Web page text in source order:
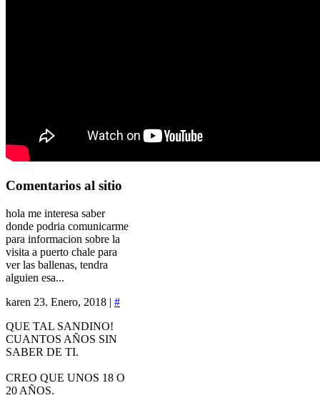
Comentarios al sitio
hola me interesa saber
donde podria comunicarme
para informacion sobre la
visita a puerto chale para
ver las ballenas, tendra
alguien esa...
karen 23. Enero, 2018 | #
QUE TAL SANDINO!
CUANTOS AÑOS SIN
SABER DE TI.
CREO QUE UNOS 18 O
20 AÑOS.